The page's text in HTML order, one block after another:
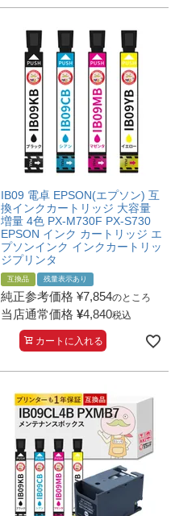
IB09 電卓 EPSON(エプソン) 互
換インクカートリッジ 大容量
増量 4色 PX-M730F PX-S730
EPSON インク カートリッジ エ
プソンインク インクカートリッ
ジプリンタ
互換品 残量表示あり
純正参考価格 ¥7,854のところ
当店通常価格 ¥4,840税込
カートに入れる